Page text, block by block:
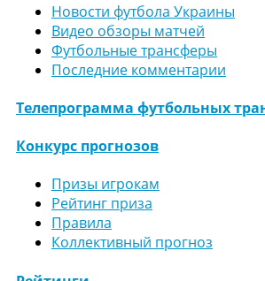
Новости футбола Украины
Видео обзоры матчей
Футбольные трансферы
Последние комментарии
Телепрограмма футбольных
Конкурс прогнозов
Призы игрокам
Рейтинг приза
Правила
Коллективный прогноз